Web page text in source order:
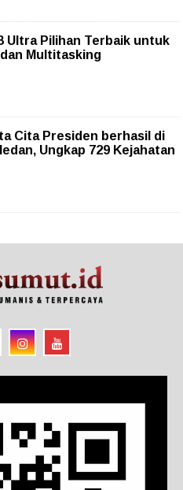
Ultra Pilihan Terbaik untuk
Multitasking
Cita Presiden berhasil di
Ungkap 729 Kejahatan